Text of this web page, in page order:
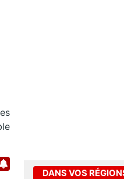
DANS VOS